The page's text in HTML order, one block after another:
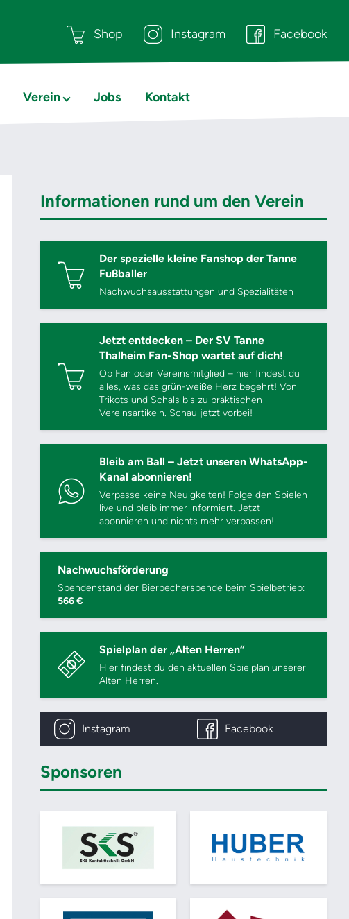
Shop Instagram Facebook
Verein Jobs Kontakt
Informationen rund um den Verein
Der spezielle kleine Fanshop der Tanne
Fußballer
Nachwuchsausstattungen und Spezialitäten
Jetzt entdecken – Der SV Tanne
Thalheim Fan-Shop wartet auf dich!
Ob Fan oder Vereinsmitglied – hier findest du
alles, was das grün-weiße Herz begehrt! Von
Trikots und Schals bis zu praktischen
Vereinsartikeln. Schau jetzt vorbei!
Bleib am Ball – Jetzt unseren WhatsApp-
Kanal abonnieren!
Verpasse keine Neuigkeiten! Folge den Spielen
live und bleib immer informiert. Jetzt
abonnieren und nichts mehr verpassen!
Nachwuchsförderung
Spendenstand der Bierbecherspende beim Spielbetrieb:
566 €
Spielplan der „Alten Herren“
Hier findest du den aktuellen Spielplan unserer
Alten Herren.
Instagram Facebook
Sponsoren